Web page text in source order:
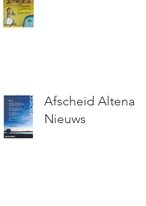
Afscheid Altena
Nieuws